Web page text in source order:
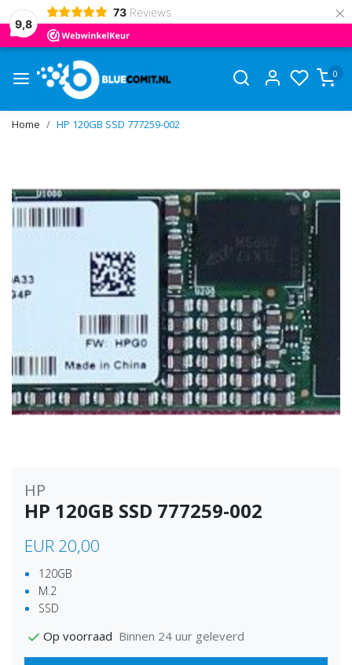
9,8
73 Reviews ×
0
Home HP 120GB SSD 777259-002
HP
HP 120GB SSD 777259-002
EUR 20,00
120GB
M.2
SSD
Op voorraad Binnen 24 uur geleverd